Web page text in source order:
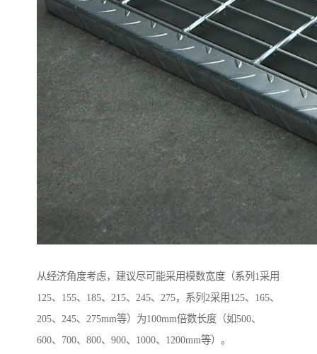
从经济角度考虑，建议尽可能采用模数宽度（系列1采用
125、155、185、215、245、275，系列2采用125、165、
205、245、275mm等）为100mm倍数长度（如500、
600、700、800、900、1000、1200mm等）。